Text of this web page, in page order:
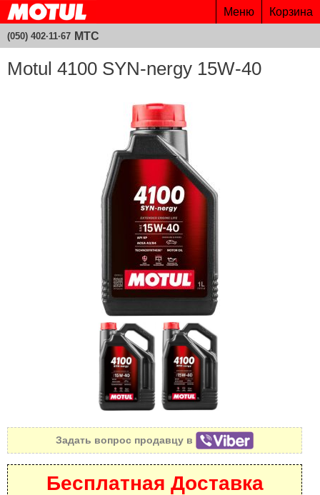
Motul 4100 SYN-nergy 15W-40
Задать вопрос продавцу в
Бесплатная Доставка
Меню Корзина
(050) 402·11·67 МТС